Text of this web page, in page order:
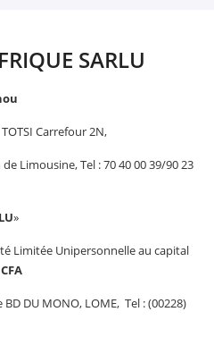
SARLU
Carrefour 2N,
Limousine, Tel : 70 40 00 39/90 23
»
Limitée Unipersonnelle au capital
BD DU MONO, LOME, Tel : (00228)